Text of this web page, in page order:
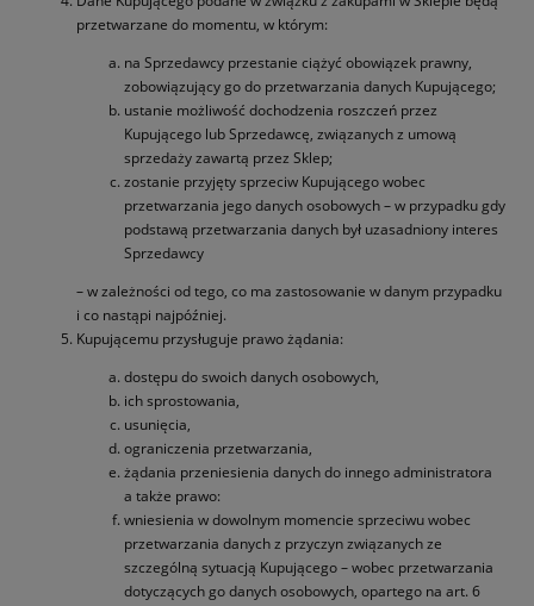
przetwarzane do momentu, w którym:
na Sprzedawcy przestanie ciążyć obowiązek prawny,
zobowiązujący go do przetwarzania danych Kupującego;
ustanie możliwość dochodzenia roszczeń przez
Kupującego lub Sprzedawcę, związanych z umową
sprzedaży zawartą przez Sklep;
zostanie przyjęty sprzeciw Kupującego wobec
przetwarzania jego danych osobowych – w przypadku gdy
podstawą przetwarzania danych był uzasadniony interes
Sprzedawcy
– w zależności od tego, co ma zastosowanie w danym przypadku
i co nastąpi najpóźniej.
Kupującemu przysługuje prawo żądania:
dostępu do swoich danych osobowych,
ich sprostowania,
usunięcia,
ograniczenia przetwarzania,
żądania przeniesienia danych do innego administratora
a także prawo:
wniesienia w dowolnym momencie sprzeciwu wobec
przetwarzania danych z przyczyn związanych ze
szczególną sytuacją Kupującego – wobec przetwarzania
dotyczących go danych osobowych, opartego na art. 6